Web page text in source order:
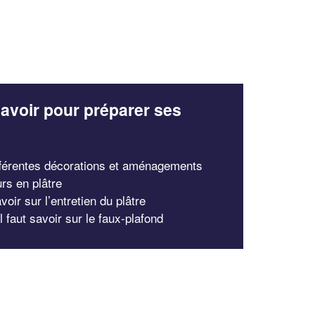
pour préparer ses
décorations et aménagements
en plâtre
sur l’entretien du plâtre
faut savoir sur le faux-plafond